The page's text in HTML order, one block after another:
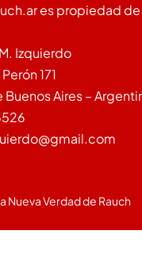
es propiedad de
Izquierdo
171
Aires –
Nueva Verdad de Rauch